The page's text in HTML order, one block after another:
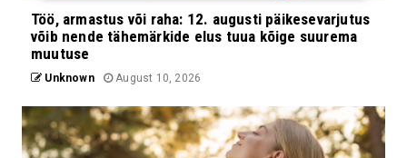
Töö, armastus või raha: 12. augusti päikesevarjutus
võib nende tähemärkide elus tuua kõige suurema
muutuse
Unknown August 10, 2026